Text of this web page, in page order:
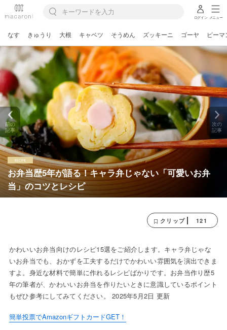
ログイン メニュー
なす きゅうり 大根 キャベツ そうめん ズッキーニ ゴーヤ ピーマ
お弁当歴5年が語る！キャラ弁じゃない「可愛いお弁
当」のコツとレシピ
前の
記事
次の
記事
クリップ 121
かわいいお弁当向けのレシピ15選をご紹介します。キャラ弁じゃな
いお弁当でも、おかずを工夫するだけでかわいい雰囲気を演出できま
すよ。身近な材料で簡単に作れるレシピばかりです。お弁当作り歴5
年の筆者が、かわいいお弁当を作りたいときに意識しているポイント
もぜひ参考にしてみてください。 2025年5月2日 更新
簡単投票でAmazonギフトカードGET！